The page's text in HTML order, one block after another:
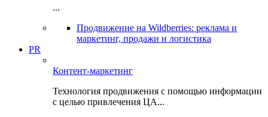
...
Продвижение на Wildberries: реклама и
маркетинг, продажи и логистика
PR
Контент-маркетинг
Технология продвижения с помощью информации
с целью привлечения ЦА...